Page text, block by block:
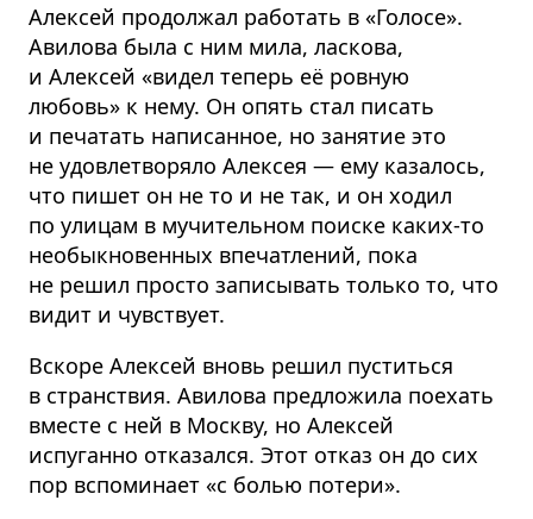
Алексей продолжал работать в «Голосе».
Авилова была с ним мила, ласкова,
и Алексей «видел теперь её ровную
любовь» к нему. Он опять стал писать
и печатать написанное, но занятие это
не удовлетворяло Алексея — ему казалось,
что пишет он не то и не так, и он ходил
по улицам в мучительном поиске каких-то
необыкновенных впечатлений, пока
не решил просто записывать только то, что
видит и чувствует.
Вскоре Алексей вновь решил пуститься
в странствия. Авилова предложила поехать
вместе с ней в Москву, но Алексей
испуганно отказался. Этот отказ он до сих
пор вспоминает «с болью потери».